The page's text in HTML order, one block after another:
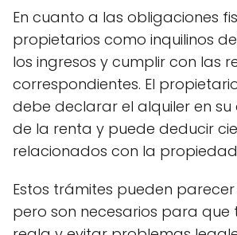
En cuanto a las obligaciones
propietarios como inquilinos
los ingresos y cumplir con las
correspondientes. El
debe declarar el alquiler en
de la renta y puede deducir
relacionados con la
Estos trámites pueden
pero son necesarios para que